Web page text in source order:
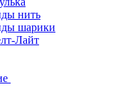
нить
шарики
Лайт